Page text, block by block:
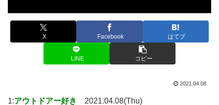
X Facebook はてブ
LINE コピー
2021.04.08
1:アウトドアー好き 2021.04.08(Thu)